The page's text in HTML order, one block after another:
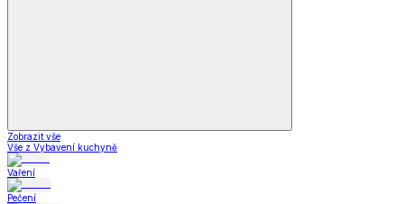
Zobrazit vše
Vše z Vybavení kuchyně
Vaření
Pečení